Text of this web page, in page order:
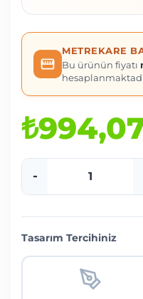
METREKARE
Bu ürünün fiyatı
-
Tasarım Tercihiniz